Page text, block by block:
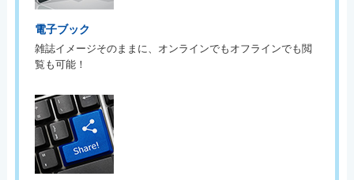
電子ブック
雑誌イメージそのままに、オンラインでもオフラインでも閲
覧も可能！